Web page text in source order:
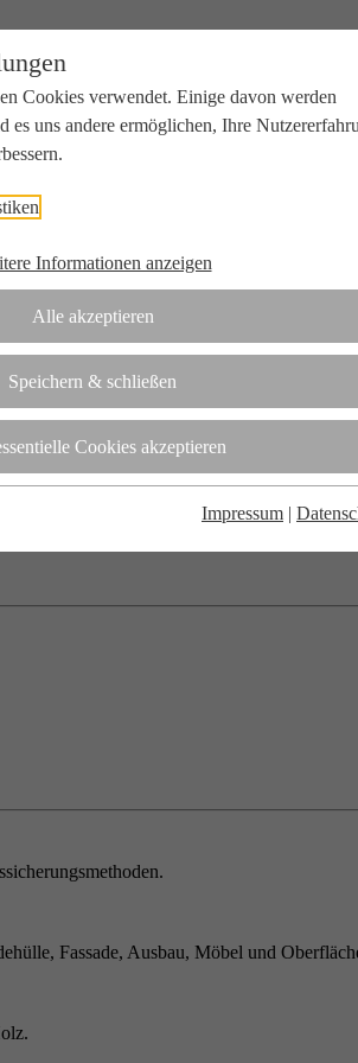
Cookies verwendet. Einige davon werden
es uns andere ermöglichen, Ihre
Informationen anzeigen
Alle akzeptieren
Speichern & schließen
Cookies akzeptieren
Impressum |
Wirtschaft.
Fassade, Ausbau, Möbel und